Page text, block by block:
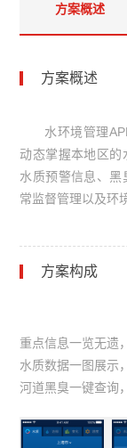
方案概述
方案概述
水环境管理
动态掌握本地区的
水质预警信息、黑
常监督管理以及环
方案构成
重点信息一览无遗
水质数据一图展示
河道黑臭一键查询